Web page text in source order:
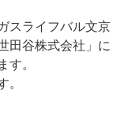
スライフバル文京
田谷株式会社」に
す。
。